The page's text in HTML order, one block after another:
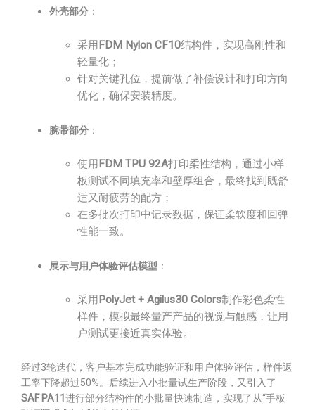
外壳部分 ：
采用 FDM Nylon CF10结构件，实现高刚性和
轻量化；
针对关键孔位，提前做了补偿设计和打印方向
优化，确保安装精度。
腕带部分 ：
使用 FDM TPU 92A打印柔性结构，通过小样
板测试不同填充率和壁厚组合，最终找到既舒
适又耐疲劳的配方；
在多批次打印中记录数据，保证柔软度和回弹
性能一致。
展示与用户体验评估模型 ：
采用 PolyJet + Agilus30 Colors制作彩色柔性
样件，模拟最终量产产品的视觉与触感，让用
户测试更接近真实体验。
经过3轮迭代，客户基本完成功能验证和用户体验评估，样件返
工率下降超过50%。后续进入小批量试生产阶段，又引入了
SAF PA11 进行部分结构件的小批量快速制造，实现了从“手板